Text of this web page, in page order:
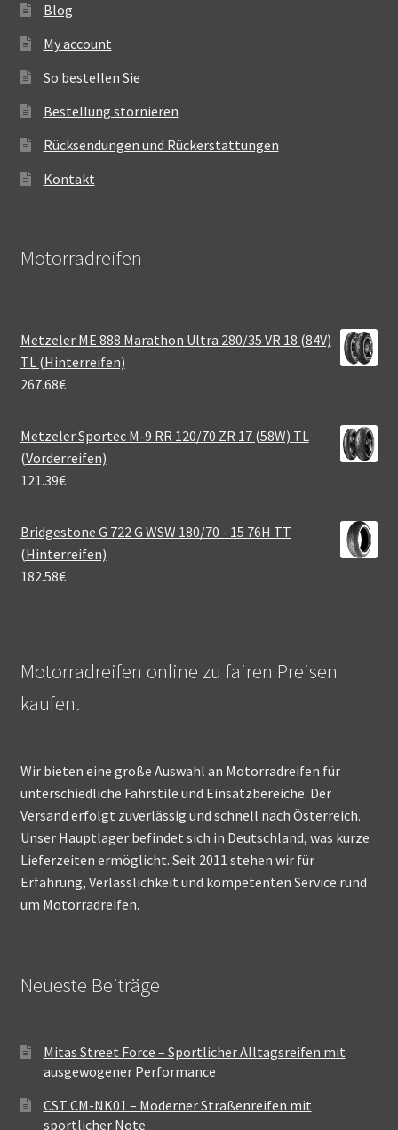
Blog
My account
So bestellen Sie
Bestellung stornieren
Rücksendungen und Rückerstattungen
Kontakt
Motorradreifen
Metzeler ME 888 Marathon Ultra 280/35 VR 18 (84V)
TL (Hinterreifen)
267.68€
Metzeler Sportec M-9 RR 120/70 ZR 17 (58W) TL
(Vorderreifen)
121.39€
Bridgestone G 722 G WSW 180/70 - 15 76H TT
(Hinterreifen)
182.58€
Motorradreifen online zu fairen Preisen
kaufen.
Wir bieten eine große Auswahl an Motorradreifen für
unterschiedliche Fahrstile und Einsatzbereiche. Der
Versand erfolgt zuverlässig und schnell nach Österreich.
Unser Hauptlager befindet sich in Deutschland, was kurze
Lieferzeiten ermöglicht. Seit 2011 stehen wir für
Erfahrung, Verlässlichkeit und kompetenten Service rund
um Motorradreifen.
Neueste Beiträge
Mitas Street Force – Sportlicher Alltagsreifen mit
ausgewogener Performance
CST CM-NK01 – Moderner Straßenreifen mit
sportlicher Note